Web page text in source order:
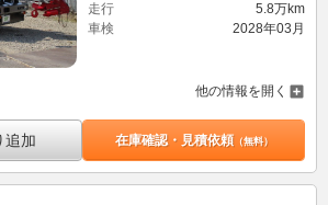
走行
5.8万km
車検
2028年03月
他の情報を開く
追加 在庫確認・見積依頼（無料）